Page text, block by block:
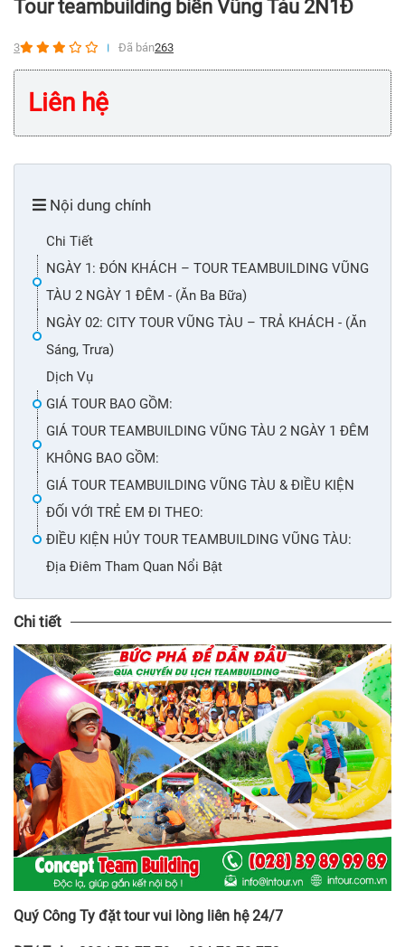
Tour teambuilding biển Vũng Tàu 2N1Đ
3 Đã bán263
Liên hệ
Nội dung chính
Chi Tiết
NGÀY 1: ĐÓN KHÁCH – TOUR TEAMBUILDING VŨNG
TÀU 2 NGÀY 1 ĐÊM - (Ăn Ba Bữa)
NGÀY 02: CITY TOUR VŨNG TÀU – TRẢ KHÁCH - (Ăn
Sáng, Trưa)
Dịch Vụ
GIÁ TOUR BAO GỒM:
GIÁ TOUR TEAMBUILDING VŨNG TÀU 2 NGÀY 1 ĐÊM
KHÔNG BAO GỒM:
GIÁ TOUR TEAMBUILDING VŨNG TÀU & ĐIỀU KIỆN
ĐỐI VỚI TRẺ EM ĐI THEO:
ĐIỀU KIỆN HỦY TOUR TEAMBUILDING VŨNG TÀU:
Địa Điêm Tham Quan Nổi Bật
Chi tiết
Quý Công Ty đặt tour vui lòng liên hệ 24/7